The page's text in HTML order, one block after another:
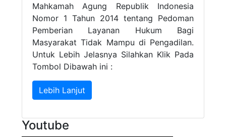
Mahkamah Agung Republik Indonesia
Nomor 1 Tahun 2014 tentang Pedoman
Pemberian Layanan Hukum Bagi
Masyarakat Tidak Mampu di Pengadilan.
Untuk Lebih Jelasnya Silahkan Klik Pada
Tombol Dibawah ini :
Lebih Lanjut
Youtube